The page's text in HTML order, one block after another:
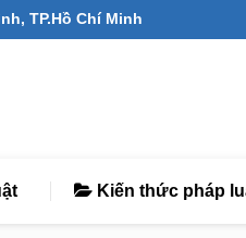
TP.Hồ Chí Minh
Kiến thức pháp